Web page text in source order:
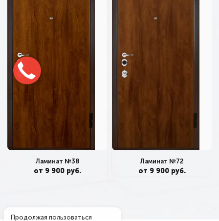
Ламинат №38
от 9 900 руб.
Ламинат №72
от 9 900 руб.
Продолжая пользоваться